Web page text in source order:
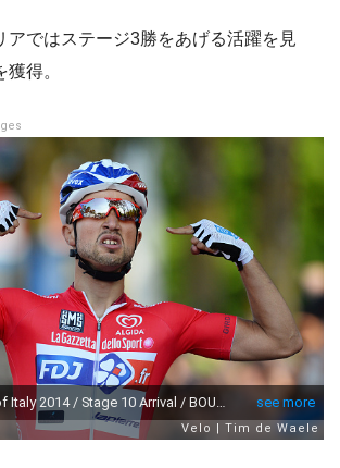
アではステージ3勝をあげる活躍を見
得。